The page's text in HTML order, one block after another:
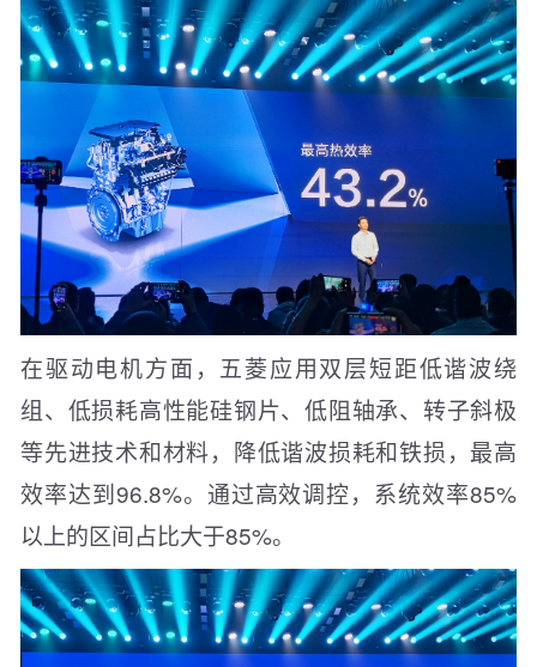
在驱动电机方面，五菱应用双层短距低谐波绕
组、低损耗高性能硅钢片、低阻轴承、转子斜极
等先进技术和材料，降低谐波损耗和铁损，最高
效率达到96.8%。通过高效调控，系统效率85%
以上的区间占比大于85%。